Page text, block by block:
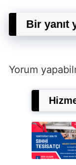
Bir yanıt
Yorum